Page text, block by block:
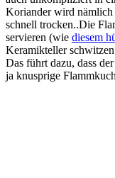
Koriander wird nämlich
schnell trocken..Die
servieren (wie diesem
Keramikteller
Das führt dazu, dass
ja knusprige